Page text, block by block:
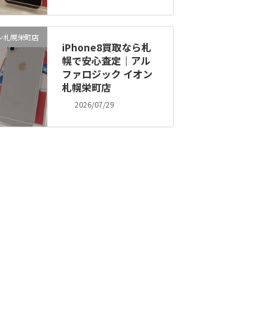
札幌栄町店
iPhone8買取なら札
幌で安心査定｜アル
ファロジック イオン
札幌栄町店
2026/07/29